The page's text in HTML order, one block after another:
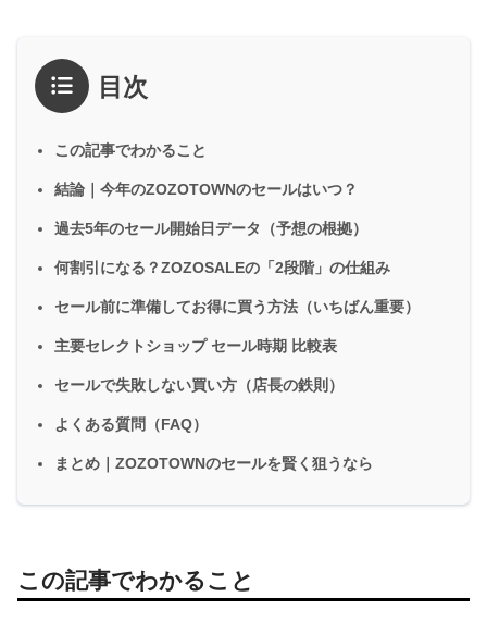
目次
この記事でわかること
結論｜今年のZOZOTOWNのセールはいつ？
過去5年のセール開始日データ（予想の根拠）
何割引になる？ZOZOSALEの「2段階」の仕組み
セール前に準備してお得に買う方法（いちばん重要）
主要セレクトショップ セール時期 比較表
セールで失敗しない買い方（店長の鉄則）
よくある質問（FAQ）
まとめ｜ZOZOTOWNのセールを賢く狙うなら
この記事でわかること